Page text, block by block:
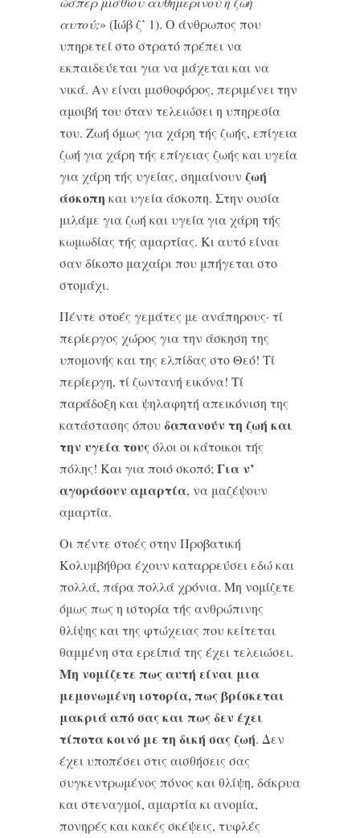
αυτού;» (Ιώβ ζ’ 1). Ο άνθρωπος που
υπηρετεί στο στρατό πρέπει να
εκπαιδεύεται για να μάχεται και να
νικά. Αν είναι μισθοφόρος, περιμένει την
αμοιβή του όταν τελειώσει η υπηρεσία
του. Ζωή όμως για χάρη τής ζωής, επίγεια
ζωή για χάρη τής επίγειας ζωής και υγεία
για χάρη τής υγείας, σημαίνουν ζωή
άσκοπη και υγεία άσκοπη. Στην ουσία
μιλάμε για ζωή και υγεία για χάρη τής
κωμωδίας τής αμαρτίας. Κι αυτό είναι
σαν δίκοπο μαχαίρι που μπήγεται στο
στομάχι.
Πέντε στοές γεμάτες με ανάπηρους· τί
περίεργος χώρος για την άσκηση της
υπομονής και της ελπίδας στο Θεό! Τί
περίεργη, τί ζωντανή εικόνα! Τί
παράδοξη και ψηλαφητή απεικόνιση της
κατάστασης όπουδαπανούν τη ζωή και
την υγεία τουςόλοι οι κάτοικοι τής
πόλης! Και για ποιό σκοπό;Για ν’
αγοράσουν αμαρτία, να μαζέψουν
αμαρτία.
Οι πέντε στοές στην Προβατική
Κολυμβήθρα έχουν καταρρεύσει εδώ και
πολλά, πάρα πολλά χρόνια. Μη νομίζετε
όμως πως η ιστορία τής ανθρώπινης
θλίψης και της φτώχειας που κείτεται
θαμμένη στα ερείπιά της έχει τελειώσει.
Μη νομίζετε πως αυτή είναι μια
μεμονωμένη ιστορία, πως βρίσκεται
μακριά από σας και πως δεν έχει
τίποτα κοινό με τη δική σας ζωή. Δεν
έχει υποπέσει στις αισθήσεις σας
συγκεντρωμένος πόνος και θλίψη, δάκρυα
και στεναγμοί, αμαρτία κι ανομία,
πονηρές και κακές σκέψεις, τυφλές